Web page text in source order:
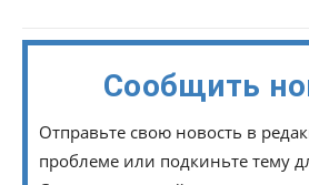
Сообщить
Отправьте свою новость в
проблеме или подкиньте тему